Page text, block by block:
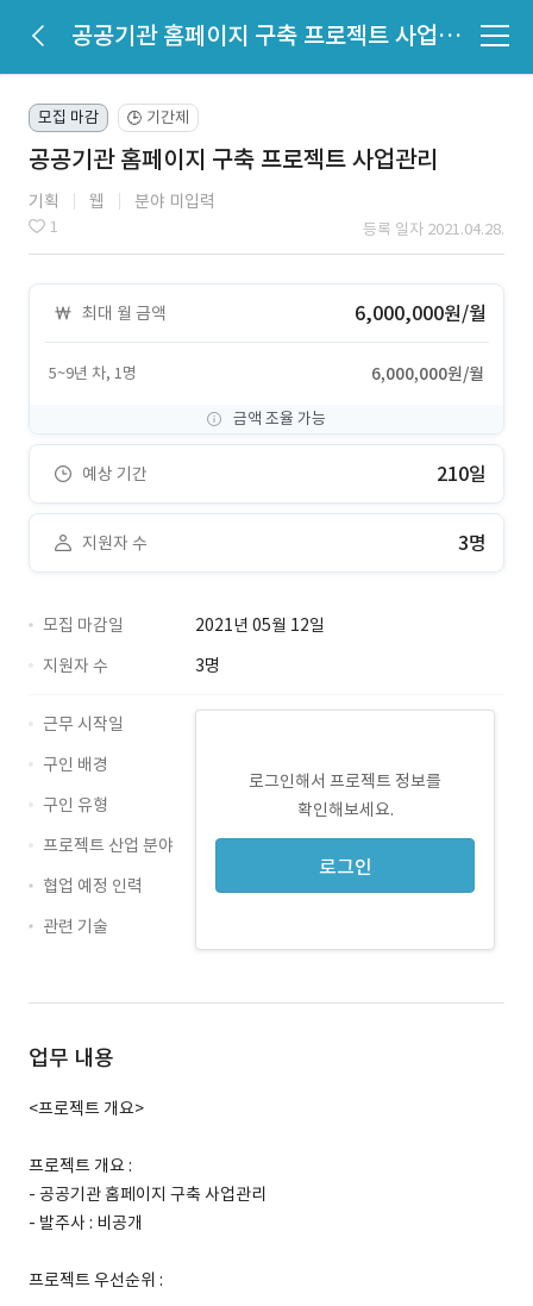
공공기관 홈페이지 구축 프로젝트 사업관리
모집 마감 🕒 기간제
공공기관 홈페이지 구축 프로젝트 사업관리
기획 웹 분야 미입력
1 등록 일자 2021.04.28.
최대 월 금액 6,000,000원/월
5~9년 차, 1명 6,000,000원/월
금액 조율 가능
예상 기간 210일
지원자 수 3명
모집 마감일
2021년 05월 12일
지원자 수
3명
로그인해서 프로젝트 정보를
확인해보세요.
로그인
근무 시작일
구인 배경
구인 유형
프로젝트 산업 분야
협업 예정 인력
관련 기술
업무 내용
<프로젝트 개요>
프로젝트 개요 :
- 공공기관 홈페이지 구축 사업관리
- 발주사 : 비공개
프로젝트 우선순위 :